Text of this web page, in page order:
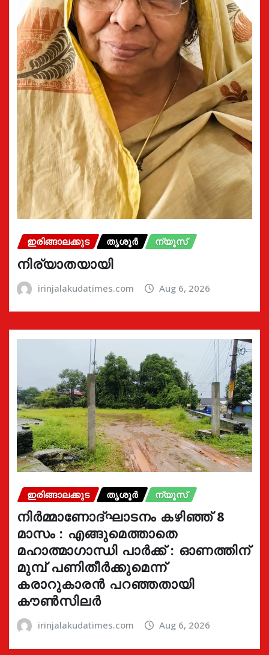
ഇരിങ്ങാലക്കുട തൃശൂർ ന്യൂസ്
നിര്യാതയായി
irinjalakudatimes.com Aug 6, 2026
ഇരിങ്ങാലക്കുട തൃശൂർ ന്യൂസ്
നിർമ്മാണോദ്ഘാടനം കഴിഞ്ഞ് 8
മാസം : എങ്ങുമെത്താതെ
മഹാത്മാഗാന്ധി പാർക്ക് : ഓണത്തിന്
മുമ്പ് പണിതീർക്കുമെന്ന്
കരാറുകാരൻ പറഞ്ഞതായി
കൗൺസിലർ
irinjalakudatimes.com Aug 6, 2026